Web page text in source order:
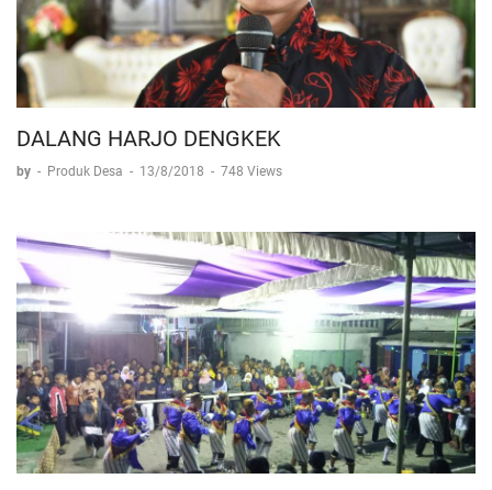
DALANG HARJO DENGKEK
by - Produk Desa - 13/8/2018 - 748 Views